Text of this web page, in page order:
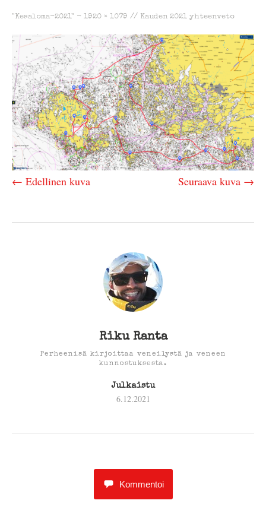
"Kesaloma-2021" - 1920 × 1079 // Kauden 2021 yhteenveto
← Edellinen kuva Seuraava kuva →
Riku Ranta
Perheenisä kirjoittaa veneilystä ja veneen
kunnostuksesta.
Julkaistu
6.12.2021
Kommentoi